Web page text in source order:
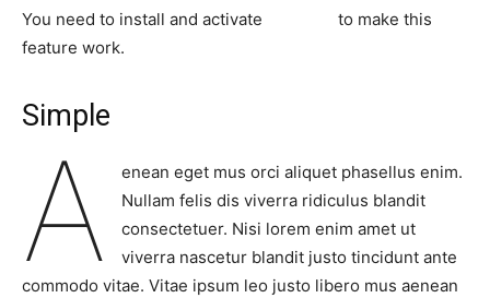
You need to install and activate
to make this
feature work.
Simple
A
enean eget mus orci aliquet phasellus enim.
Nullam felis dis viverra ridiculus blandit
consectetuer. Nisi lorem enim amet ut
viverra nascetur blandit justo tincidunt ante
commodo vitae. Vitae ipsum leo justo libero mus aenean